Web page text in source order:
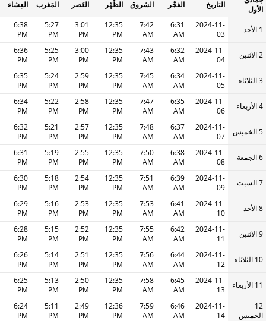
الأول
التاريخ الفجْر الشروق الظُّهْر العَصر المَغرب العِشاء
1 الأحد
2024-11-
03
6:31
AM
7:42
AM
12:35
PM
3:01
PM
5:27
PM
6:38
PM
2 الاثنين
2024-11-
04
6:32
AM
7:43
AM
12:35
PM
3:00
PM
5:25
PM
6:36
PM
3 الثلاثاء
2024-11-
05
6:34
AM
7:45
AM
12:35
PM
2:59
PM
5:24
PM
6:35
PM
4 الأربعاء
2024-11-
06
6:35
AM
7:47
AM
12:35
PM
2:58
PM
5:22
PM
6:34
PM
5 الخميس
2024-11-
07
6:37
AM
7:48
AM
12:35
PM
2:57
PM
5:21
PM
6:32
PM
6 الجمعة
2024-11-
08
6:38
AM
7:50
AM
12:35
PM
2:55
PM
5:19
PM
6:31
PM
7 السبت
2024-11-
09
6:39
AM
7:51
AM
12:35
PM
2:54
PM
5:18
PM
6:30
PM
8 الأحد
2024-11-
10
6:41
AM
7:53
AM
12:35
PM
2:53
PM
5:16
PM
6:29
PM
9 الاثنين
2024-11-
11
6:42
AM
7:55
AM
12:35
PM
2:52
PM
5:15
PM
6:28
PM
10 الثلاثاء
2024-11-
12
6:44
AM
7:56
AM
12:35
PM
2:51
PM
5:14
PM
6:26
PM
11 الأربعاء
2024-11-
13
6:45
AM
7:58
AM
12:35
PM
2:50
PM
5:13
PM
6:25
PM
12
الخميس
2024-11-
14
6:46
AM
7:59
AM
12:36
PM
2:49
PM
5:11
PM
6:24
PM